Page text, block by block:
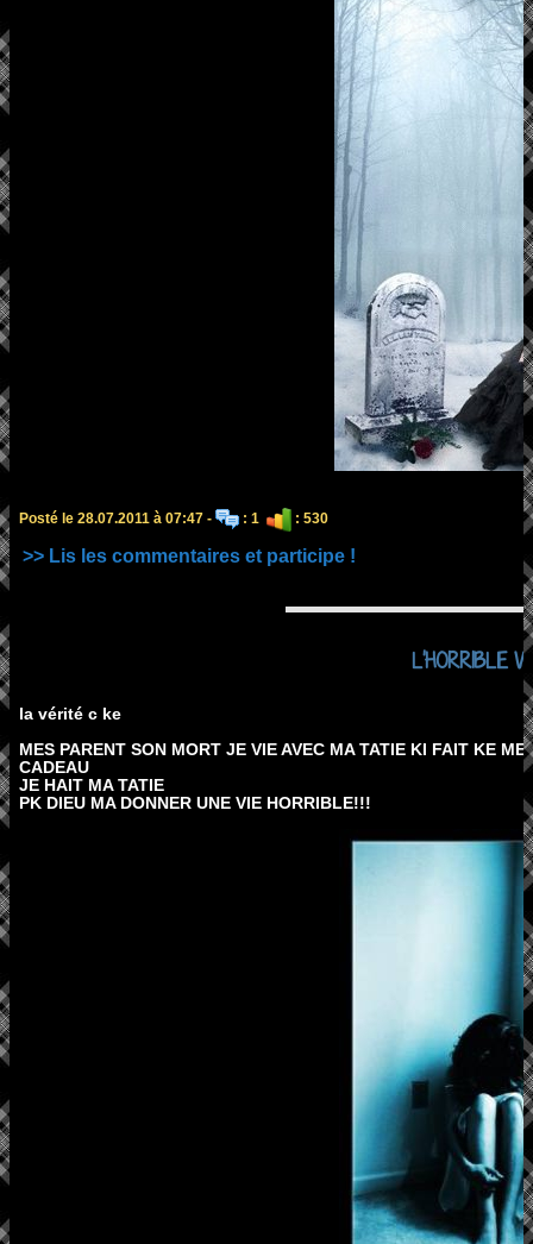
Posté le 28.07.2011 à 07:47 - : 1 : 530
>> Lis les commentaires et participe !
L'HORRIBLE
la vérité c ke
MES PARENT SON MORT JE VIE AVEC MA TATIE KI FAIT KE
CADEAU
JE HAIT MA TATIE
PK DIEU MA DONNER UNE VIE HORRIBLE!!!